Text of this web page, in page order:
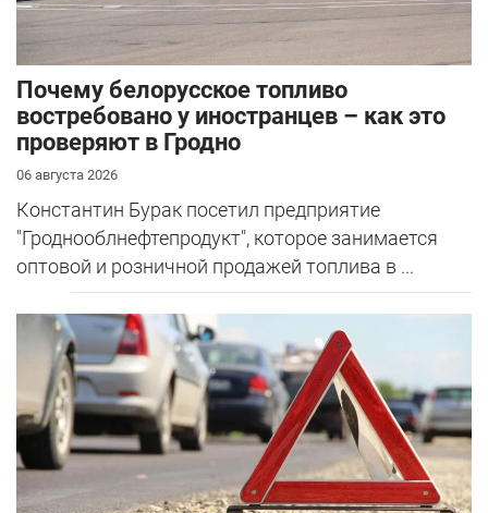
Почему белорусское топливо
востребовано у иностранцев – как это
проверяют в Гродно
06 августа 2026
Константин Бурак посетил предприятие
"Гроднооблнефтепродукт", которое занимается
оптовой и розничной продажей топлива в ...